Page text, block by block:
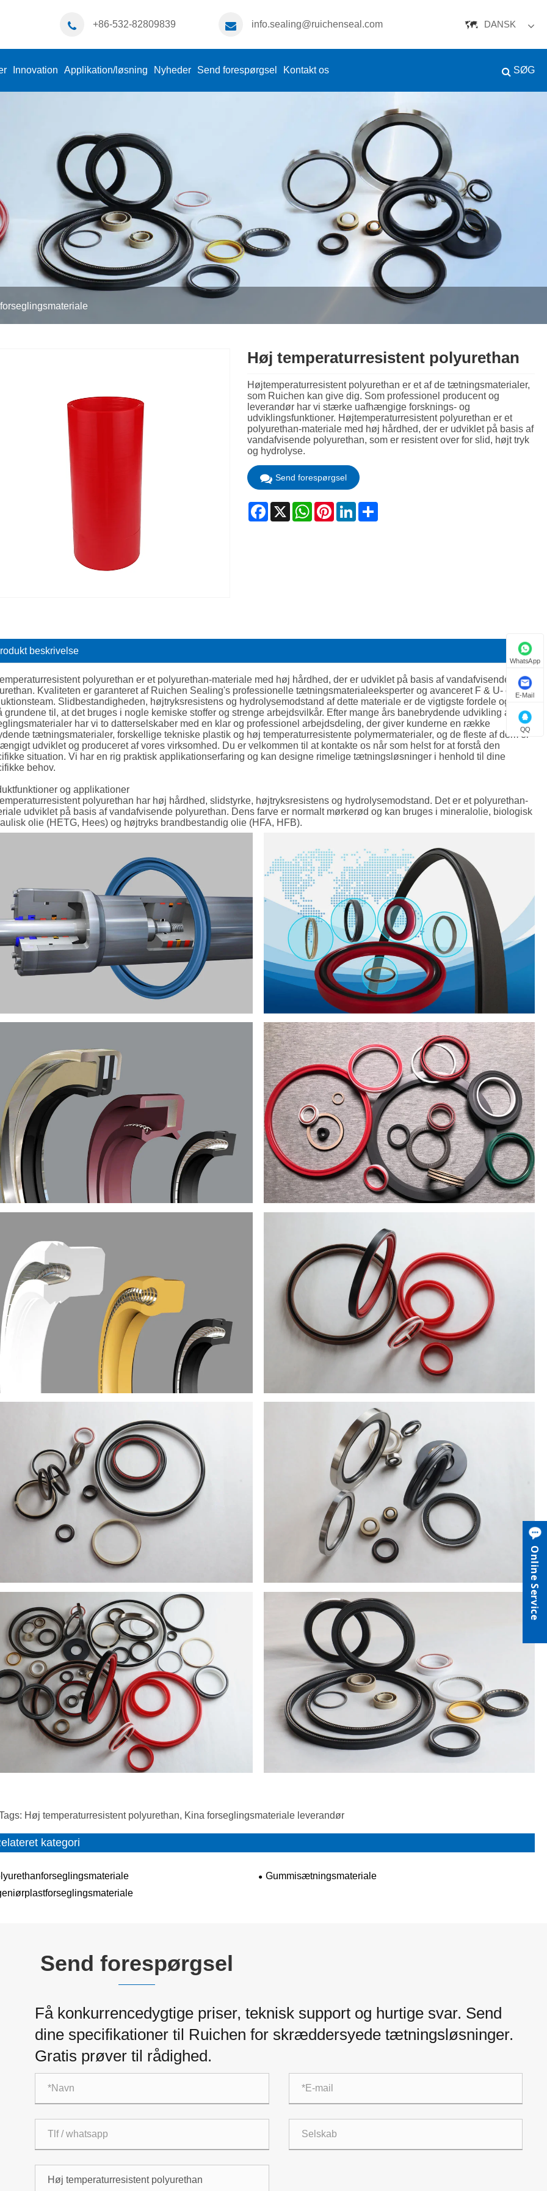
+86-532-82809839 info.sealing@ruichenseal.com DANSK
English
Español
日本語
Deutsch
tiếng Việt
Polski
한국어
Svenska
magyar
Gaeilge
العربية
Indonesia
Norsk‎
český
Javanese
فارسی
தமிழ்
Burmese
български
ລາວ
Latine
Қазақша
Euskal
Македонски
Lietuvos
Eesti Keel
Slovenski
SØG
Innovation Applikation/løsning Nyheder Send forespørgsel Kontakt os
Høj temperaturresistent polyurethan
Højtemperaturresistent polyurethan er et af de tætningsmaterialer,
som Ruichen kan give dig. Som professionel producent og
leverandør har vi stærke uafhængige forsknings- og
udviklingsfunktioner. Højtemperaturresistent polyurethan er et
polyurethan-materiale med høj hårdhed, der er udviklet på basis af
vandafvisende polyurethan, som er resistent over for slid, højt tryk
og hydrolyse.
Send forespørgsel
Facebook
X WhatsApp
PinterestLinkedInShare
beskrivelse
polyurethan er et polyurethan-materiale med høj hårdhed, der er udviklet på basis af vandafvisende
Kvaliteten er garanteret af Ruichen Sealing's professionelle tætningsmaterialeeksperter og avanceret F & U- og
Slidbestandigheden, højtryksresistens og hydrolysemodstand af dette materiale er de vigtigste fordele og er
grundene til, at det bruges i nogle kemiske stoffer og strenge arbejdsvilkår. Efter mange års banebrydende udvikling af
har vi to datterselskaber med en klar og professionel arbejdsdeling, der giver kunderne en række
tætningsmaterialer, forskellige tekniske plastik og høj temperaturresistente polymermaterialer, og de fleste af dem er
udviklet og produceret af vores virksomhed. Du er velkommen til at kontakte os når som helst for at forstå den
situation. Vi har en rig praktisk applikationserfaring og kan designe rimelige tætningsløsninger i henhold til dine
behov.
og applikationer
polyurethan har høj hårdhed, slidstyrke, højtryksresistens og hydrolysemodstand. Det er et polyurethan-
udviklet på basis af vandafvisende polyurethan. Dens farve er normalt mørkerød og kan bruges i mineralolie, biologisk
olie (HETG, Hees) og højtryks brandbestandig olie (HFA, HFB).
Høj temperaturresistent polyurethan, Kina forseglingsmateriale leverandør
kategori
Gummisætningsmateriale
Send forespørgsel
Få konkurrencedygtige priser, teknisk support og hurtige svar. Send
dine specifikationer til Ruichen for skræddersyede tætningsløsninger.
Gratis prøver til rådighed.
WhatsApp
E-Mail
QQ
Online Service